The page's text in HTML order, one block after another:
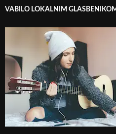
VABILO LOKALNIM